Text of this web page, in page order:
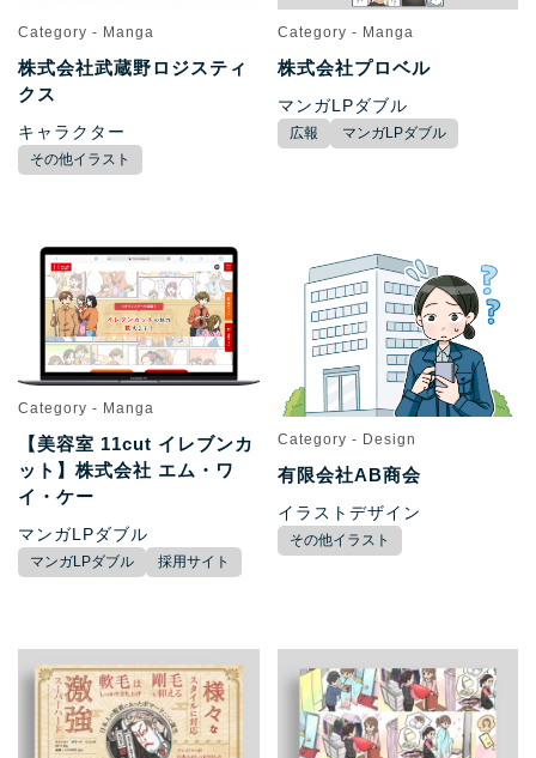
Category - Manga
株式会社武蔵野ロジスティ
クス
キャラクター
その他イラスト
Category - Manga
株式会社プロベル
マンガLPダブル
広報 マンガLPダブル
Category - Manga
【美容室 11cut イレブンカ
ット】株式会社 エム・ワ
イ・ケー
マンガLPダブル
マンガLPダブル 採用サイト
Category - Design
有限会社AB商会
イラストデザイン
その他イラスト